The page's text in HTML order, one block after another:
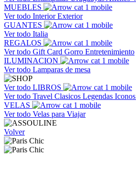
MUEBLES
Ver todo InteriorExterior
GUANTES
Ver todo Italia
REGALOS
Ver todo Gift Card Gorro Entretenimiento
ILUMINACION
Ver todo Lamparas de mesa
Ver todo LIBROS
Ver todo Travel Clasicos Legendas Iconos
VELAS
Ver todo Velas para Viajar
Volver